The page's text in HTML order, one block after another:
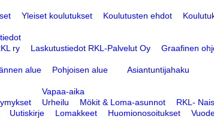
Yleiset koulutukset Koulutusten ehdot
ry
Laskutustiedot RKL-Palvelut Oy Graafinen
alue Pohjoisen alue
Asiantuntijahaku
Vapaa-aika
Urheilu
Mökit & Loma-asunnot RKL-
Uutiskirje Lomakkeet Huomionosoitukset